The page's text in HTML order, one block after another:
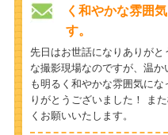
く和やかな雰囲
す。
先日はお世話になりありが
な撮影現場なのですが、温
も明るく和やかな雰囲気に
りがとうございました！ ま
くお願いいたします。